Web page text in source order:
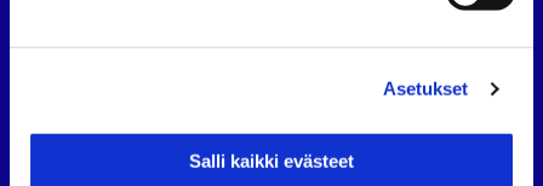
Asetukset
Salli kaikki evästeet
Toimihenkilöt
LinkedInInstagram